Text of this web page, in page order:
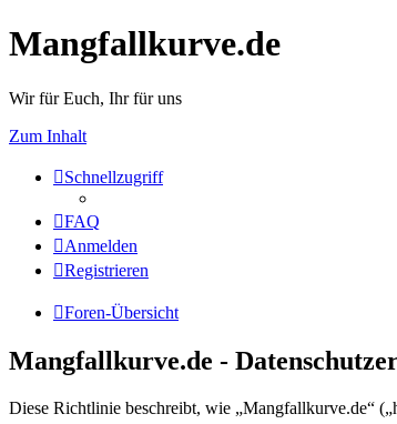
Mangfallkurve.de
Wir für Euch, Ihr für uns
Zum Inhalt
Schnellzugriff
FAQ
Anmelden
Registrieren
Foren-Übersicht
Mangfallkurve.de -
Diese Richtlinie beschreibt, wie „Mangfallkurve.de“